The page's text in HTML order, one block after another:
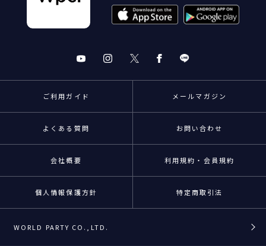
ご利用ガイド メールマガジン
よくある質問 お問い合わせ
会社概要 利用規約・会員規約
個人情報保護方針 特定商取引法
WORLD PARTY CO.,LTD.